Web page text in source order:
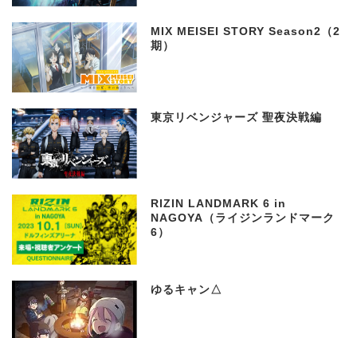
MIX MEISEI STORY Season2（2
期）
東京リベンジャーズ 聖夜決戦編
RIZIN LANDMARK 6 in
NAGOYA（ライジンランドマーク
6）
ゆるキャン△